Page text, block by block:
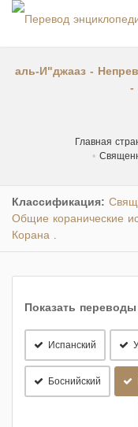
аль-И"джааз -
Главная
Классификация:
Общие коранические
Корана
Показать переводы
Испанский
Боснийский